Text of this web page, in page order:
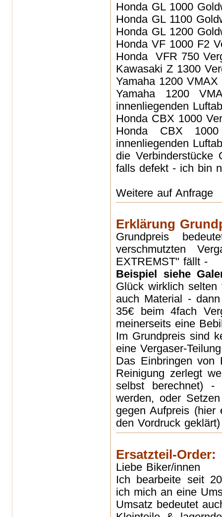
Honda GL 1000
Honda GL 1100
Honda GL 1200
Honda VF 1000 F2
Honda VFR 750
Kawasaki Z 1300
Yamaha 1200 VMAX
Yamaha 1200
innenliegenden
Honda CBX 1000
Honda CBX
innenliegenden
die Verbinderstücke
falls defekt - ich bin
Weitere auf Anfrage
Erklärung
Grundpreis
verschmutzten
EXTREMST" fällt -
Beispiel siehe
Glück wirklich
auch Material -
35€ beim 4fach
meinerseits eine
Im Grundpreis sind
eine Vergaser-
Das Einbringen von
Reinigung zerlegt
selbst berechnet) -
werden, oder
gegen Aufpreis (hier
den Vordruck geklärt)
Ersatzteil-Order:
Liebe Biker/innen
Ich bearbeite seit
ich mich an eine
Umsatz bedeutet